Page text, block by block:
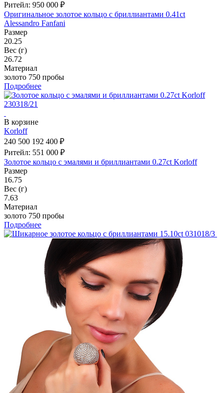
Ритейл: 950 000 ₽
Оригинальное золотое кольцо с бриллиантами 0.41ct
Alessandro Fanfani
Размер
20.25
Вес (г)
26.72
Материал
золото 750 пробы
Подробнее
В корзине
Korloff
240 500 192 400 ₽
Ритейл: 551 000 ₽
Золотое кольцо с эмалями и бриллиантами 0.27ct Korloff
Размер
16.75
Вес (г)
7.63
Материал
золото 750 пробы
Подробнее